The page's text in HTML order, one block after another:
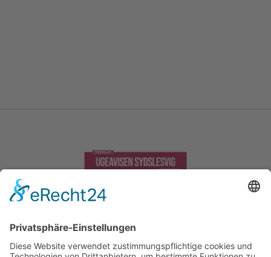
Kontakt
Sydslesvigsk Pressetjeneste
Dansk Generalsekretariat